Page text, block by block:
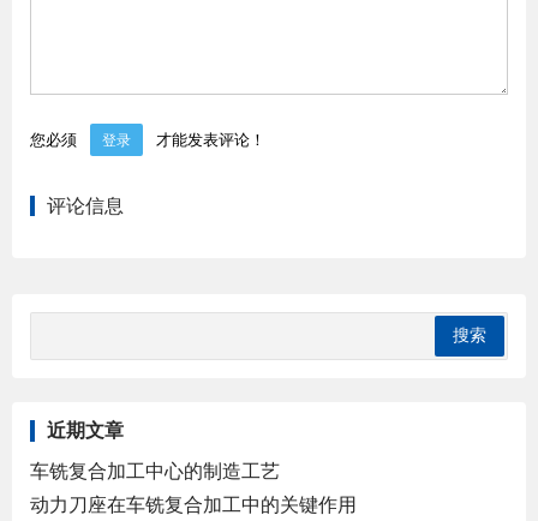
您必须 登录 才能发表评论！
评论信息
近期文章
车铣复合加工中心的制造工艺
动力刀座在车铣复合加工中的关键作用